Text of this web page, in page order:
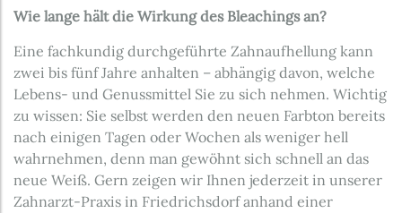
Wie lange hält die Wirkung des Bleachings an?
Eine fachkundig durchgeführte Zahnaufhellung kann
zwei bis fünf Jahre anhalten – abhängig davon, welche
Lebens- und Genussmittel Sie zu sich nehmen. Wichtig
zu wissen: Sie selbst werden den neuen Farbton bereits
nach einigen Tagen oder Wochen als weniger hell
wahrnehmen, denn man gewöhnt sich schnell an das
neue Weiß. Gern zeigen wir Ihnen jederzeit in unserer
Zahnarzt-Praxis in Friedrichsdorf anhand einer